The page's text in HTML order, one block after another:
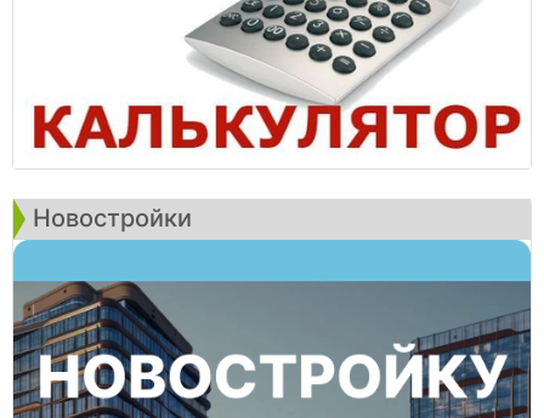
Новостройки